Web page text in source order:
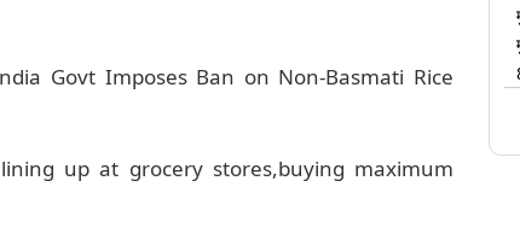
Govt Imposes Ban on Non-Basmati Rice
up at grocery stores,buying maximum